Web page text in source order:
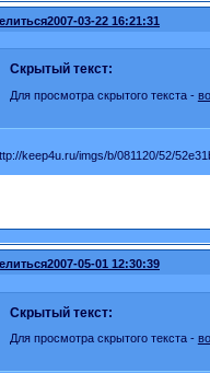
2007-03-22 16:21:31
Скрытый текст:
Для просмотра скрытого текста -
2007-05-01 12:30:39
Скрытый текст:
Для просмотра скрытого текста -